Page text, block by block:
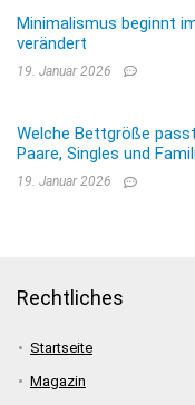
Minimalismus beginnt
verändert
19. Januar 2026
Welche Bettgröße
Paare, Singles und
19. Januar 2026
Rechtliches
Startseite
Magazin